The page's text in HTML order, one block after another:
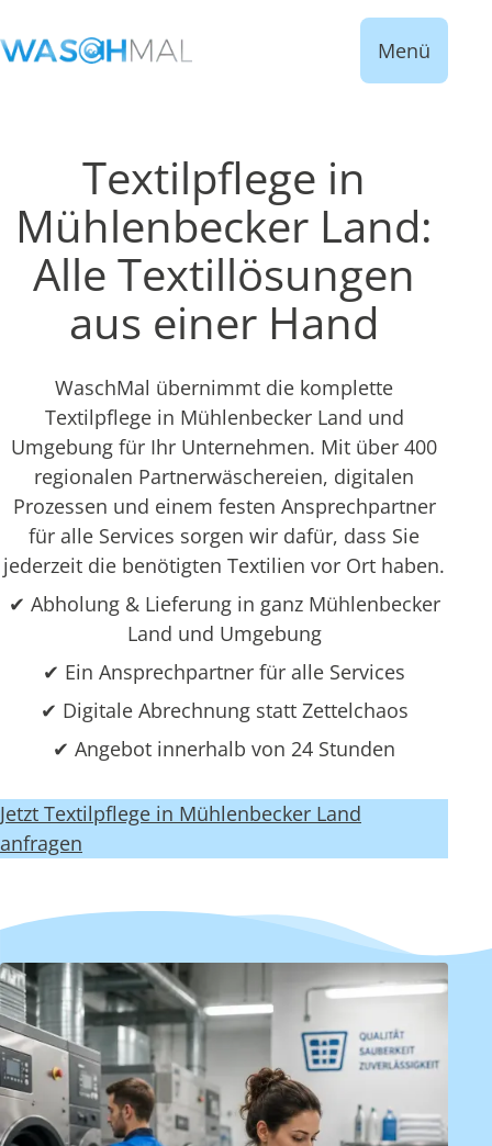
Menü
Textilpflege in
Mühlenbecker Land:
Alle Textillösungen
aus einer Hand
WaschMal übernimmt die komplette
Textilpflege in Mühlenbecker Land und
Umgebung für Ihr Unternehmen. Mit über 400
regionalen Partnerwäschereien, digitalen
Prozessen und einem festen Ansprechpartner
für alle Services sorgen wir dafür, dass Sie
jederzeit die benötigten Textilien vor Ort haben.
✔ Abholung & Lieferung in ganz Mühlenbecker
Land und Umgebung
✔ Ein Ansprechpartner für alle Services
✔ Digitale Abrechnung statt Zettelchaos
✔ Angebot innerhalb von 24 Stunden
Jetzt Textilpflege in Mühlenbecker Land
anfragen